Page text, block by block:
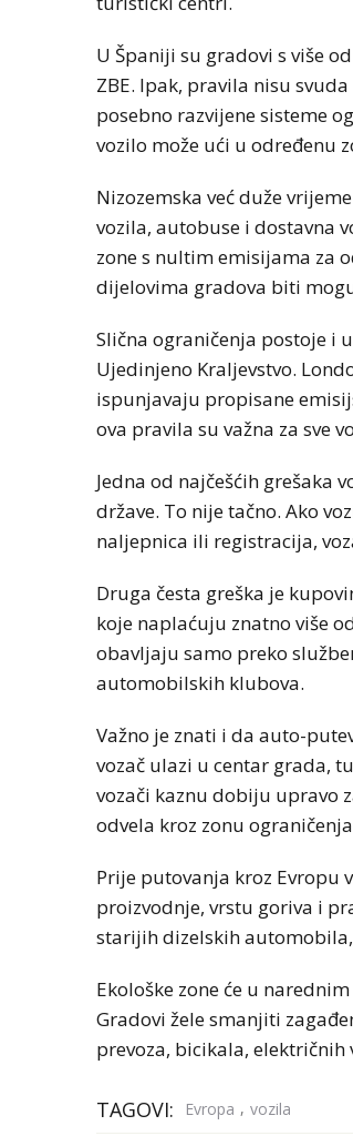
U Španiji su gradovi s više
ZBE. Ipak, pravila nisu
posebno razvijene sisteme
vozilo može ući u određenu
Nizozemska već duže
vozila, autobuse i dostavna
zone s nultim emisijama za
dijelovima gradova biti
Slična ograničenja postoje i
Ujedinjeno Kraljevstvo.
ispunjavaju propisane
ova pravila su važna za sve
Jedna od najčešćih grešaka
države. To nije tačno. Ako
naljepnica ili registracija,
Druga česta greška je
koje naplaćuju znatno više
obavljaju samo preko
automobilskih klubova.
Važno je znati i da auto-
vozač ulazi u centar grada,
vozači kaznu dobiju upravo
odvela kroz zonu
Prije putovanja kroz Evropu
proizvodnje, vrstu goriva i
starijih dizelskih
Ekološke zone će u
Gradovi žele smanjiti
prevoza, bicikala,
TAGOVI: Evropa , vozila